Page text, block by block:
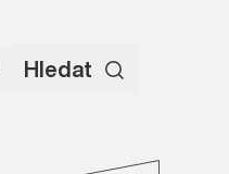
Hledat